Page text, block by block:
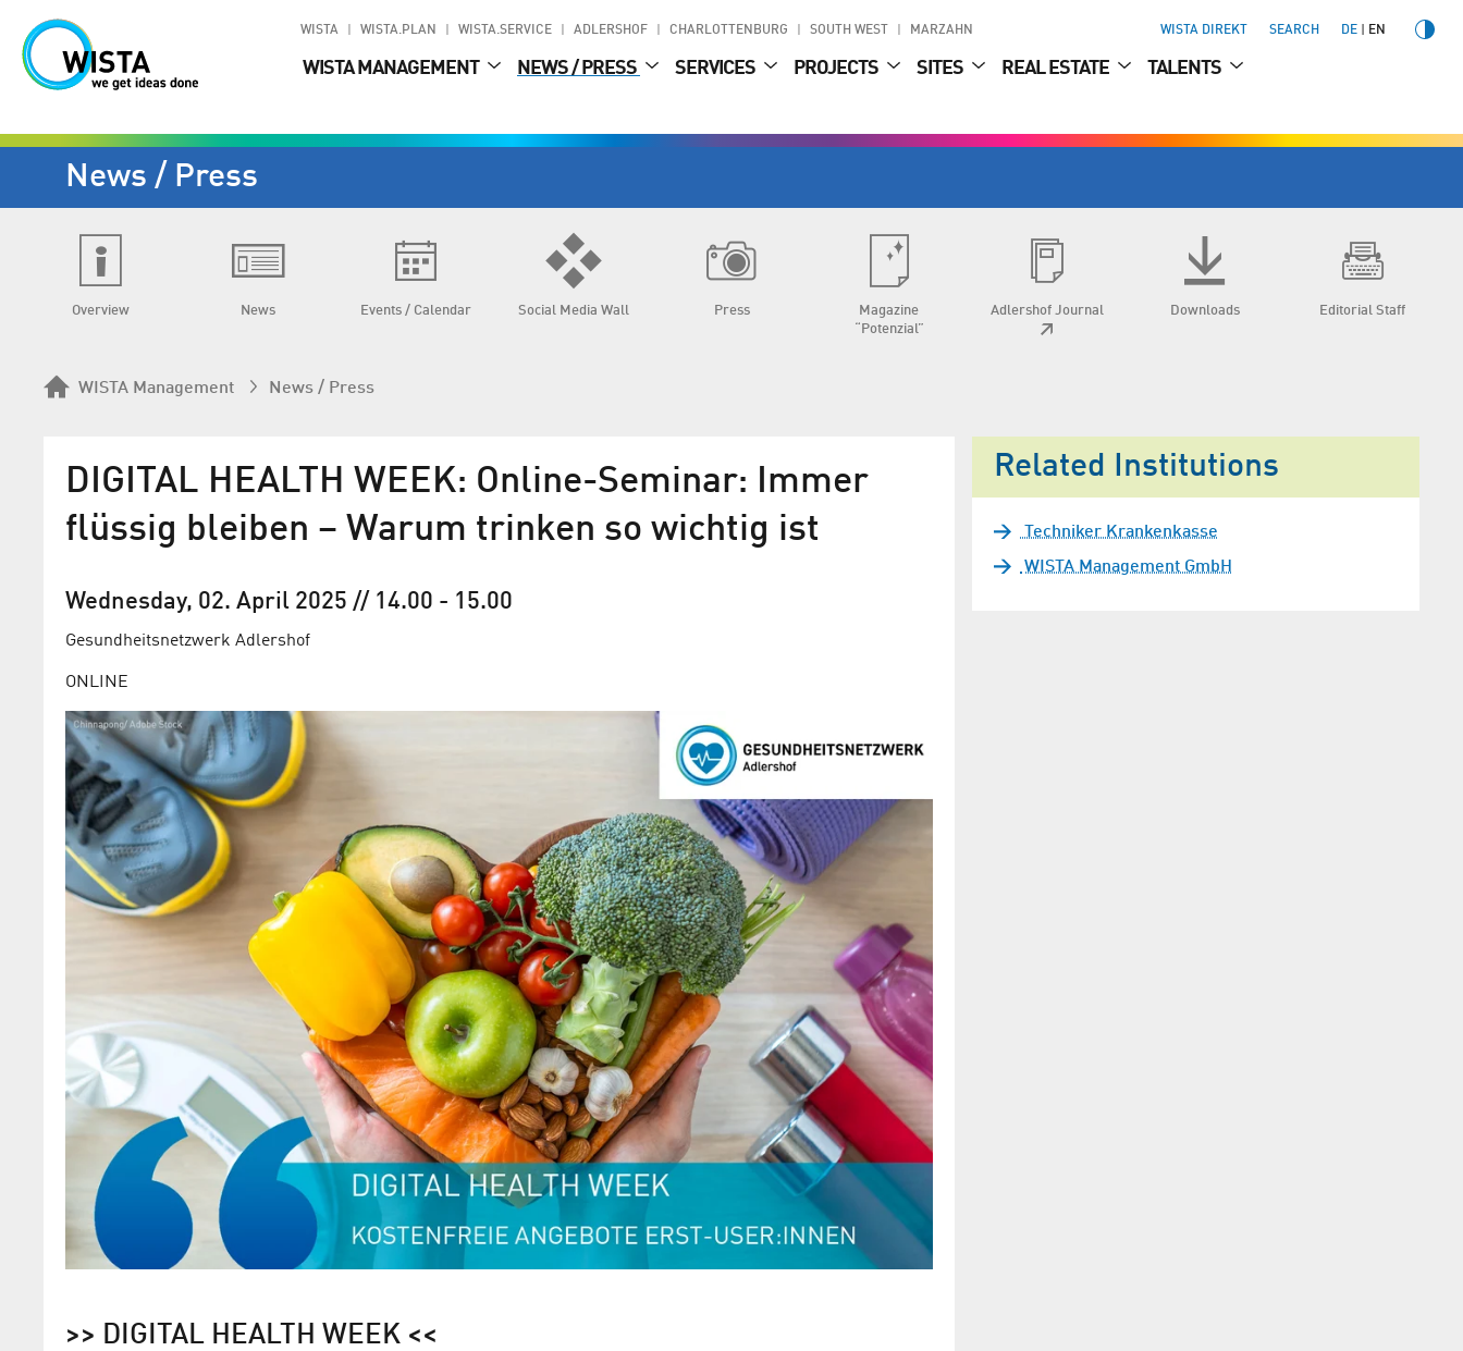
WISTA WISTA.PLAN WISTA.SERVICE ADLERSHOF CHARLOTTENBURG SOUTH WEST MARZAHN WISTA DIREKT SEARCH DE EN
WISTA MANAGEMENT NEWS / PRESS SERVICES PROJECTS SITES REAL ESTATE TALENTS
News / Press
Overview News Events / Calendar Social Media Wall Press
Magazine
“Potenzial”
Adlershof Journal Downloads Editorial Staff
WISTA Management News / Press
DIGITAL HEALTH WEEK: Online-Seminar: Immer
flüssig bleiben – Warum trinken so wichtig ist
Wednesday, 02. April 2025 // 14.00 - 15.00
Gesundheits­netzwerk Adlershof
ONLINE
>> DIGITAL HEALTH WEEK <<
Related Institutions
Techniker Krankenkasse
WISTA Management GmbH